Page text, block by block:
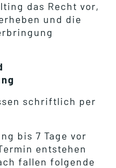
das Recht vor,
und die
schriftlich per
bis 7 Tage vor
entstehen
fallen folgende